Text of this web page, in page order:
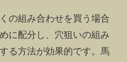
の組み合わせを買う場合
に配分し、穴狙いの組み
る方法が効果的です。馬